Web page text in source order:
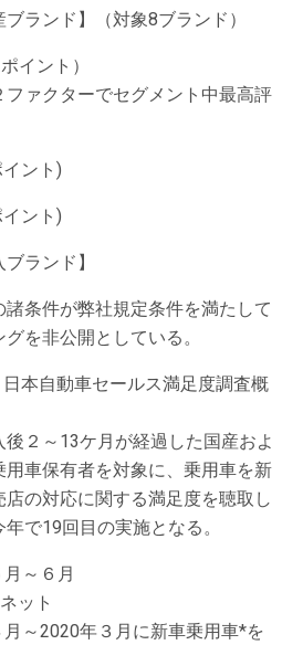
ブランド】（対象8ブランド）
イント）
ファクターでセグメント中最高評
ント)
ント)
ランド】
条件が弊社規定条件を満たして
を非公開としている。
日本自動車セールス満足度調査概
２～13ケ月が経過した国産およ
車保有者を対象に、乗用車を新
の対応に関する満足度を聴取し
で19回目の実施となる。
～６月
ット
～2020年３月に新車乗用車*を